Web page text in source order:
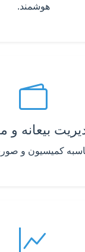
هوشمند.
بیعانه و
کمیسیون و